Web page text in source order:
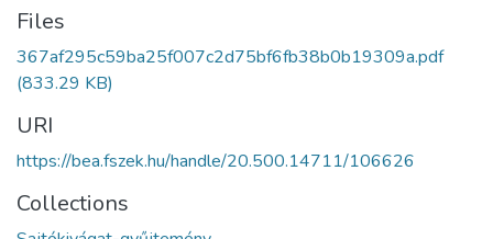
Files
367af295c59ba25f007c2d75bf6fb38b0b19309a.pdf
(833.29 KB)
URI
https://bea.fszek.hu/handle/20.500.14711/106626
Collections